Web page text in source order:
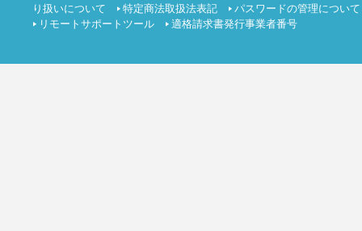
り扱いについて
特定商法取扱法表記
パスワードの管理について
リモートサポートツール
適格請求書発行事業者番号